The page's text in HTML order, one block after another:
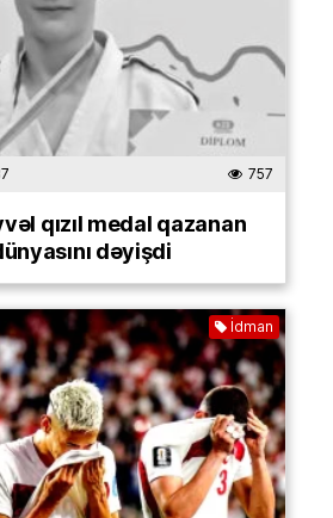
757
qızıl medal qazanan
dəyişdi
İdman